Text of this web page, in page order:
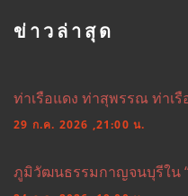
ข่าวล่าสุด
ท่าเรือแดง ท่าสุพรรณ ท่าเรื
29 ก.ค. 2026 ,21:00 น.
ภูมิวัฒนธรรมกาญจนบุรีใน “